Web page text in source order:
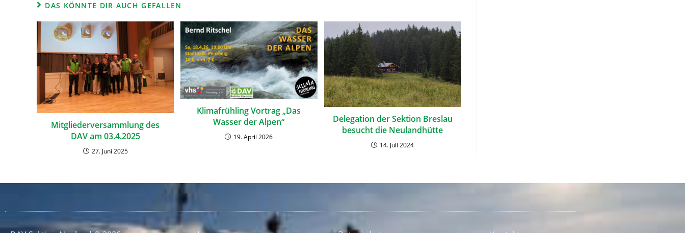
DAS KÖNNTE DIR AUCH GEFALLEN
Mitgliederversammlung des
DAV am 03.4.2025
27. Juni 2025
Klimafrühling Vortrag „Das
Wasser der Alpen“
19. April 2026
Delegation der Sektion Breslau
besucht die Neulandhütte
14. Juli 2024